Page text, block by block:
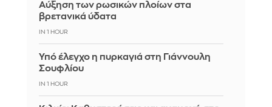
Αύξηση των ρωσικών πλοίων στα
βρετανικά ύδατα
IN 1 HOUR
Υπό έλεγχο η πυρκαγιά στη Γιάννουλη
Σουφλίου
IN 1 HOUR